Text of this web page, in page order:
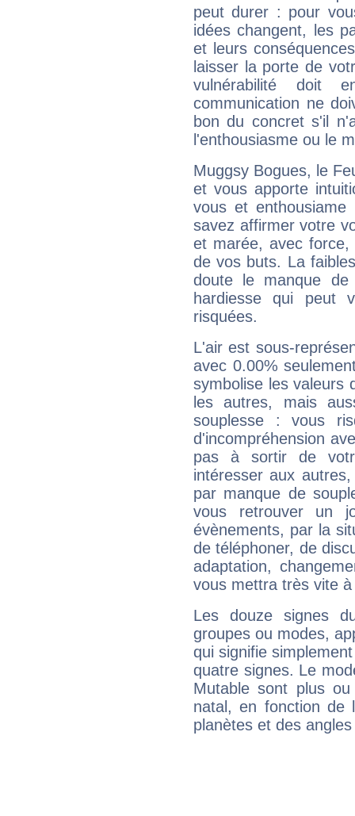
peut durer : pour
idées changent, les
et leurs
laisser la porte de
vulnérabilité doit
communication ne
bon du concret s'il
l'enthousiasme ou le
Muggsy Bogues, le
et vous apporte
vous et
savez affirmer votre
et marée, avec
de vos buts. La
doute le manque
hardiesse qui peut
risquées.
L'air est sous-
avec 0.00%
symbolise les valeurs
les autres, mais
souplesse : vous
d'incompréhension
pas à sortir de
intéresser aux
par manque de
vous retrouver un
évènements, par la
de téléphoner, de
adaptation,
vous mettra très vite
Les douze signes
groupes ou modes,
qui signifie
quatre signes. Le
Mutable sont plus
natal, en fonction de
planètes et des